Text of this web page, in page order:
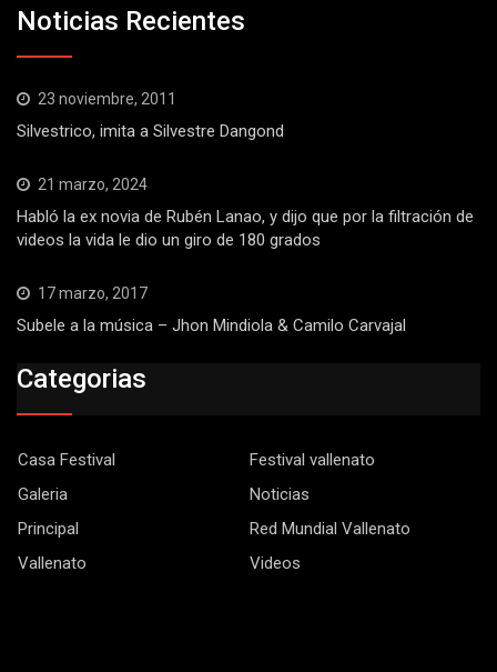
Noticias Recientes
23 noviembre, 2011
Silvestrico, imita a Silvestre Dangond
21 marzo, 2024
Habló la ex novia de Rubén Lanao, y dijo que por la filtración de
videos la vida le dio un giro de 180 grados
17 marzo, 2017
Subele a la música – Jhon Mindiola & Camilo Carvajal
Categorias
Casa Festival
Festival vallenato
Galeria
Noticias
Principal
Red Mundial Vallenato
Vallenato
Videos